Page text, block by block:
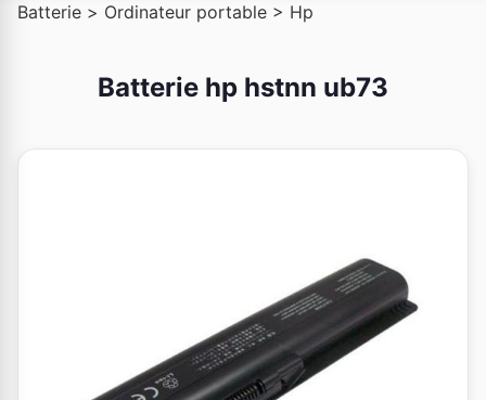
Batterie > Ordinateur portable > Hp
Batterie hp hstnn ub73